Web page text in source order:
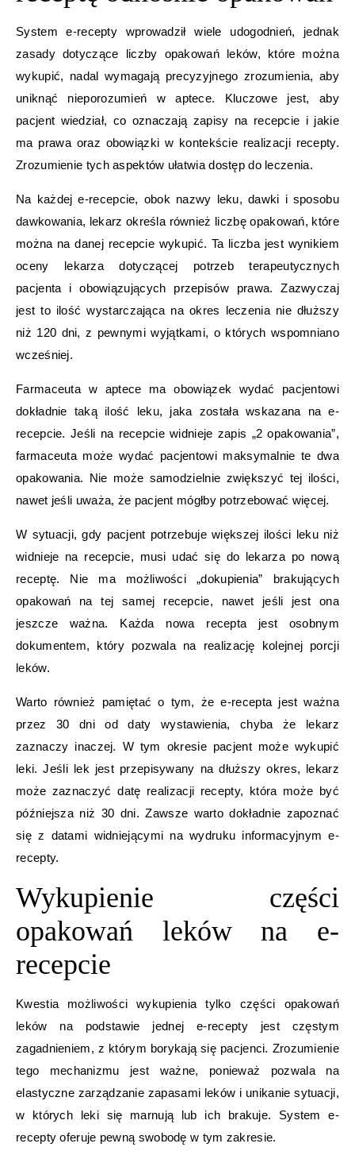
System e-recepty wprowadził wiele udogodnień, jednak
zasady dotyczące liczby opakowań leków, które można
wykupić, nadal wymagają precyzyjnego zrozumienia, aby
uniknąć nieporozumień w aptece. Kluczowe jest, aby
pacjent wiedział, co oznaczają zapisy na recepcie i jakie
ma prawa oraz obowiązki w kontekście realizacji recepty.
Zrozumienie tych aspektów ułatwia dostęp do leczenia.
Na każdej e-recepcie, obok nazwy leku, dawki i sposobu
dawkowania, lekarz określa również liczbę opakowań, które
można na danej recepcie wykupić. Ta liczba jest wynikiem
oceny lekarza dotyczącej potrzeb terapeutycznych
pacjenta i obowiązujących przepisów prawa. Zazwyczaj
jest to ilość wystarczająca na okres leczenia nie dłuższy
niż 120 dni, z pewnymi wyjątkami, o których wspomniano
wcześniej.
Farmaceuta w aptece ma obowiązek wydać pacjentowi
dokładnie taką ilość leku, jaka została wskazana na e-
recepcie. Jeśli na recepcie widnieje zapis „2 opakowania”,
farmaceuta może wydać pacjentowi maksymalnie te dwa
opakowania. Nie może samodzielnie zwiększyć tej ilości,
nawet jeśli uważa, że pacjent mógłby potrzebować więcej.
W sytuacji, gdy pacjent potrzebuje większej ilości leku niż
widnieje na recepcie, musi udać się do lekarza po nową
receptę. Nie ma możliwości „dokupienia” brakujących
opakowań na tej samej recepcie, nawet jeśli jest ona
jeszcze ważna. Każda nowa recepta jest osobnym
dokumentem, który pozwala na realizację kolejnej porcji
leków.
Warto również pamiętać o tym, że e-recepta jest ważna
przez 30 dni od daty wystawienia, chyba że lekarz
zaznaczy inaczej. W tym okresie pacjent może wykupić
leki. Jeśli lek jest przepisywany na dłuższy okres, lekarz
może zaznaczyć datę realizacji recepty, która może być
późniejsza niż 30 dni. Zawsze warto dokładnie zapoznać
się z datami widniejącymi na wydruku informacyjnym e-
recepty.
Wykupienie części
opakowań leków na e-
recepcie
Kwestia możliwości wykupienia tylko części opakowań
leków na podstawie jednej e-recepty jest częstym
zagadnieniem, z którym borykają się pacjenci. Zrozumienie
tego mechanizmu jest ważne, ponieważ pozwala na
elastyczne zarządzanie zapasami leków i unikanie sytuacji,
w których leki się marnują lub ich brakuje. System e-
recepty oferuje pewną swobodę w tym zakresie.